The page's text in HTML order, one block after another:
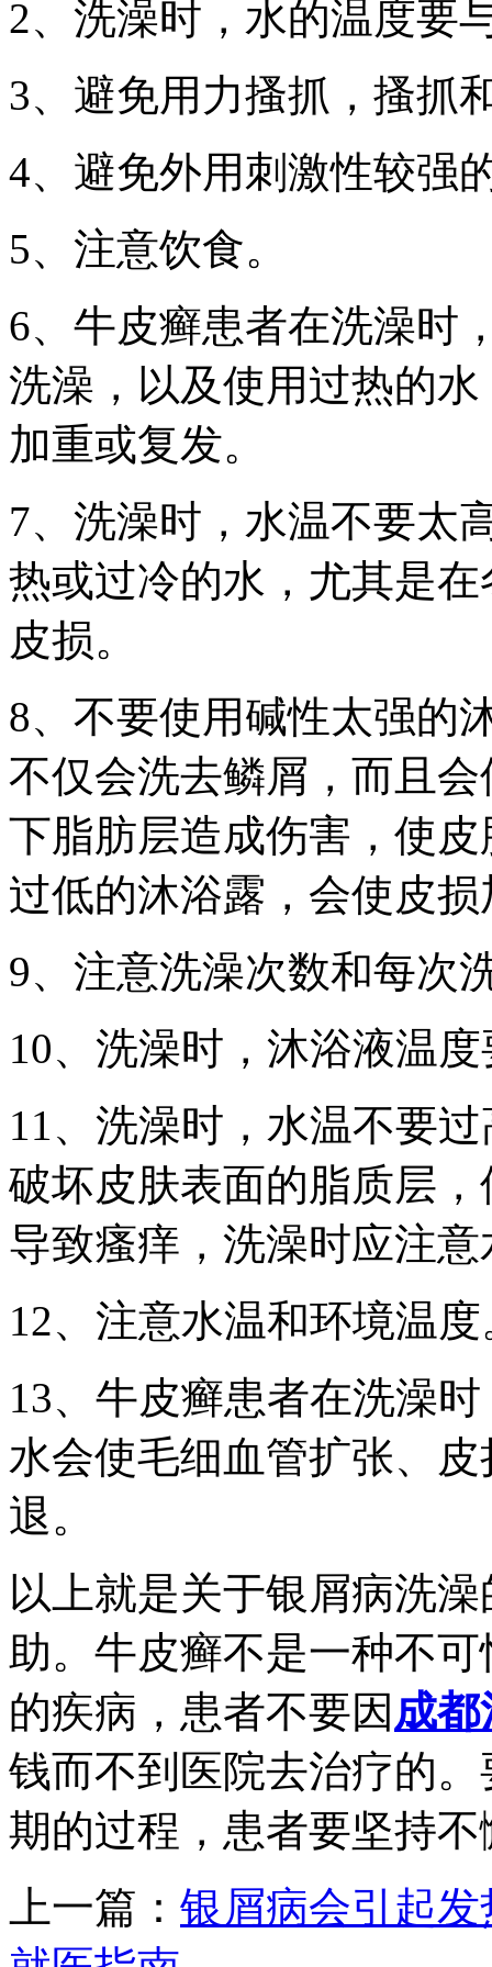
2、洗澡时，水的温度要
3、避免用力搔抓，搔抓
4、避免外用刺激性较强
5、注意饮食。
6、牛皮癣患者在洗澡时
洗澡，以及使用过热的
加重或复发。
7、洗澡时，水温不要太
热或过冷的水，尤其是
皮损。
8、不要使用碱性太强的
不仅会洗去鳞屑，而且
下脂肪层造成伤害，使
过低的沐浴露，会使皮损
9、注意洗澡次数和每次
10、洗澡时，沐浴液温
11、洗澡时，水温不要
破坏皮肤表面的脂质层
导致瘙痒，洗澡时应注
12、注意水温和环境温度
13、牛皮癣患者在洗澡
水会使毛细血管扩张、
退。
以上就是关于银屑病洗
助。牛皮癣不是一种不
的疾病，患者不要因 成
钱而不到医院去治疗的
期的过程，患者要坚持
上一篇： 银屑病会引起发